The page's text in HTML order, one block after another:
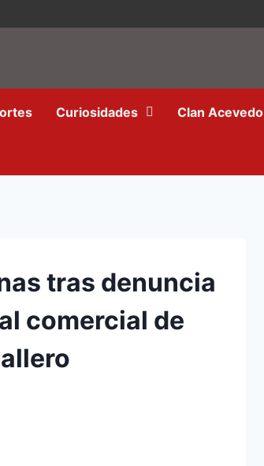
Curiosidades Clan Acevedo
tras denuncia
comercial de